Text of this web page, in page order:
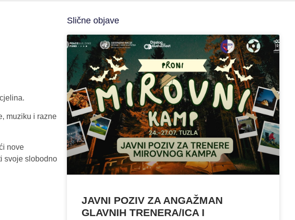
muziku i razne
nove
svoje slobodno
Slične objave
JAVNI POZIV ZA ANGAŽMAN
GLAVNIH TRENERA/ICA I